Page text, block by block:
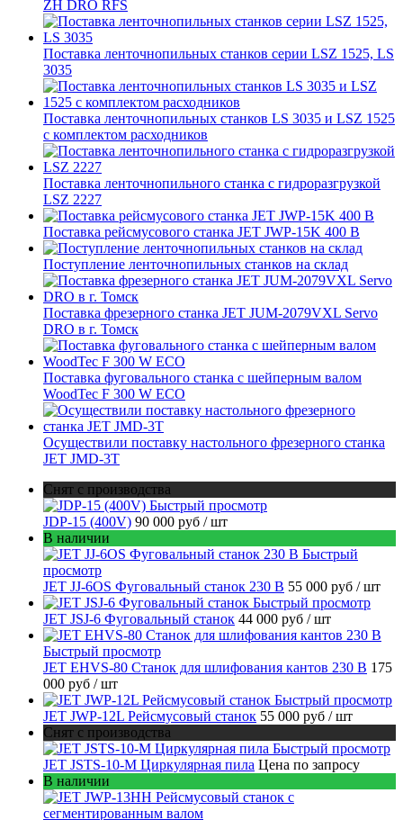
ZH DRO RFS
Поставка ленточнопильных станков серии LSZ 1525, LS
3035
Поставка ленточнопильных станков LS 3035 и LSZ 1525
с комплектом расходников
Поставка ленточнопильного станка c гидроразгрузкой
LSZ 2227
Поставка рейсмусового станка JET JWP-15K 400 В
Поступление ленточнопильных станков на склад
Поставка фрезерного станка JET JUM-2079VXL Servo
DRO в г. Томск
Поставка фуговального станка с шейперным валом
WoodTec F 300 W ECO
Осуществили поставку настольного фрезерного станка
JET JMD-3T
Снят с производства
Быстрый просмотр
JDP-15 (400V) 90 000 руб / шт
В наличии
Быстрый
просмотр
JET JJ-6OS Фуговальный станок 230 В 55 000 руб / шт
Быстрый просмотр
JET JSJ-6 Фуговальный станок 44 000 руб / шт
Быстрый просмотр
JET EHVS-80 Станок для шлифования кантов 230 В 175
000 руб / шт
Быстрый просмотр
JET JWP-12L Рейсмусовый станок 55 000 руб / шт
Снят с производства
Быстрый просмотр
JET JSTS-10-M Циркулярная пила Цена по запросу
В наличии